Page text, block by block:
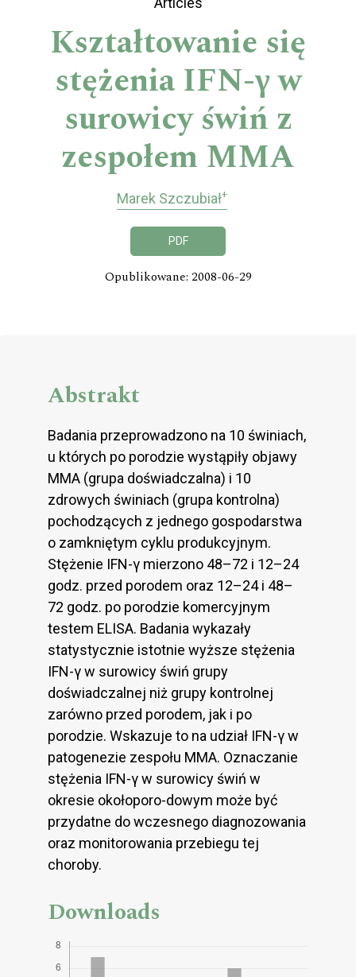
Kształtowanie się
stężenia IFN-γ w
surowicy świń z
zespołem MMA
Marek Szczubiał+
PDF
Opublikowane: 2008-06-29
Abstrakt
Badania przeprowadzono na 10 świniach,
u których po porodzie wystąpiły objawy
MMA (grupa doświadczalna) i 10
zdrowych świniach (grupa kontrolna)
pochodzących z jednego gospodarstwa
o zamkniętym cyklu produkcyjnym.
Stężenie IFN-γ mierzono 48–72 i 12–24
godz. przed porodem oraz 12–24 i 48–
72 godz. po porodzie komercyjnym
testem ELISA. Badania wykazały
statystycznie istotnie wyższe stężenia
IFN-γ w surowicy świń grupy
doświadczalnej niż grupy kontrolnej
zarówno przed porodem, jak i po
porodzie. Wskazuje to na udział IFN-γ w
patogenezie zespołu MMA. Oznaczanie
stężenia IFN-γ w surowicy świń w
okresie okołoporo-dowym może być
przydatne do wczesnego diagnozowania
oraz monitorowania przebiegu tej
choroby.
Downloads